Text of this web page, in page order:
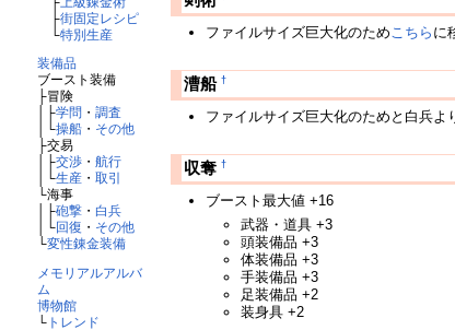
├街固定レシピ
└特別生産
装備品
ブースト装備
├冒険
│├学問 ・ 調査
│└操船・ その他
├交易
│├交渉・ 航行
│└生産・ 取引
└海事
│├砲撃・ 白兵
│└回復 ・ その他
└変性錬金装備
メモリアルアルバ
ム
博物館
└トレンド
ファイルサイズ巨大化のため こちら に
漕船 †
ファイルサイズ巨大化のためと白兵よ
収奪 †
ブースト最大値 +16
武器・道具 +3
頭装備品 +3
体装備品 +3
手装備品 +3
足装備品 +2
装身具 +2